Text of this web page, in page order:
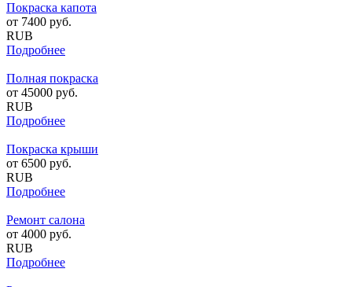
Покраска капота
от 7400 руб.
RUB
Подробнее
Полная покраска
от 45000 руб.
RUB
Подробнее
Покраска крыши
от 6500 руб.
RUB
Подробнее
Ремонт салона
от 4000 руб.
RUB
Подробнее